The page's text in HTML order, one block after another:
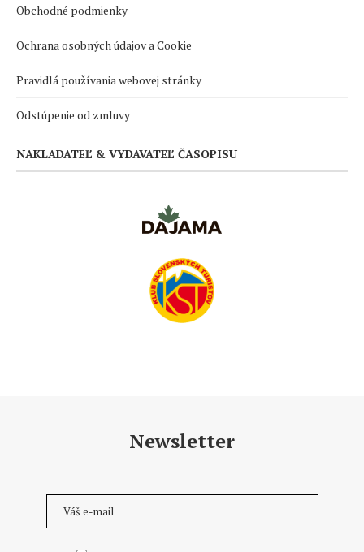
Obchodné podmienky
Ochrana osobných údajov a Cookie
Pravidlá používania webovej stránky
Odstúpenie od zmluvy
NAKLADATEĽ & VYDAVATEĽ ČASOPISU
Newsletter